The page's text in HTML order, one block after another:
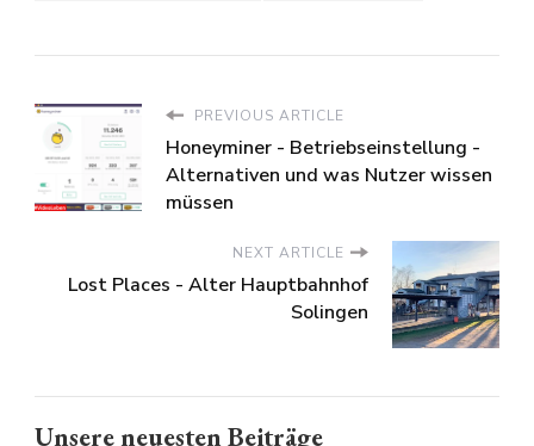
PREVIOUS ARTICLE
Honeyminer - Betriebseinstellung -
Alternativen und was Nutzer wissen
müssen
NEXT ARTICLE
Lost Places - Alter Hauptbahnhof
Solingen
Unsere neuesten Beiträge